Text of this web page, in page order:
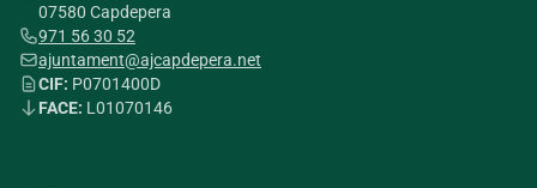
07580 Capdepera
971 56 30 52
ajuntament@ajcapdepera.net
CIF: P0701400D
FACE: L01070146